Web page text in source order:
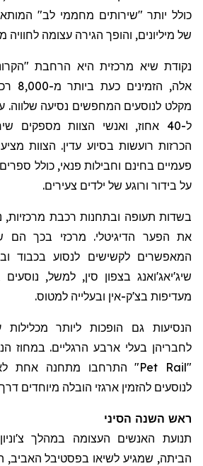
כולל יותר "שירותים מחממי לב"
של מיליונים, והופך הגירה עצומה
נקודת שיא מרכזית היא הרחבת
מקלט לנוסעים המחפשים נסיעה שלווה.
ל-40 אחוז, ואנשי הצוות
הכרזות רועשות בסיוע עדין. הצוות
פעמיים בחינם וחבילות פנאי, כולל ספר
על בידור ורוגע של ילדים צעירים.
בשדות תעופה ובתחנות רכבת
את הפער הדיגיטלי. מרכזי בכך הם
המאפשרים לקשישים לנסוע בכבוד
שיג'יאג'ואנג
מעדיפות בצ'ק-אין ובעלייה למטוס.
הנסיעות גם הופכות ליותר
לחבריהן בעלי ארבע הרגליים. במחוז
"
Pet Rail" התרחבו מתחנה אחת
לנוסעים להזמין ארגזי הובלה מיוחדים דרך
ראש השנה הסיני
תנועת האנשים העצומה במהלך צ'וניון
הביתה, שמגיע לשיאו בפסטיבל